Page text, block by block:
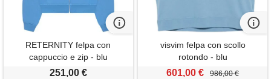
RETERNITY felpa con
cappuccio e zip - blu
251,00 €
visvim felpa con scollo
rotondo - blu
601,00 € 986,00 €